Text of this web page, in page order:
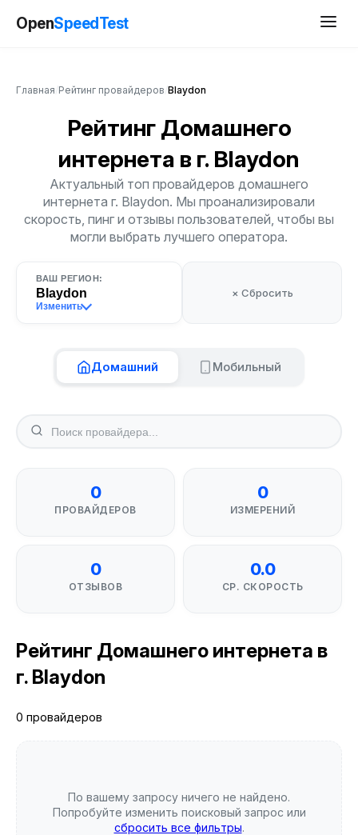
OpenSpeedTest
Главная Рейтинг провайдеров Blaydon
Рейтинг Домашнего
интернета в г. Blaydon
Актуальный топ провайдеров домашнего
интернета г. Blaydon. Мы проанализировали
скорость, пинг и отзывы пользователей, чтобы вы
могли выбрать лучшего оператора.
ВАШ РЕГИОН:
Blaydon
Изменить
× Сбросить
Домашний Мобильный
0
ПРОВАЙДЕРОВ
0
ИЗМЕРЕНИЙ
0
ОТЗЫВОВ
0.0
СР. СКОРОСТЬ
Рейтинг Домашнего интернета в
г. Blaydon
0 провайдеров
По вашему запросу ничего не найдено.
Попробуйте изменить поисковый запрос или
сбросить все фильтры.